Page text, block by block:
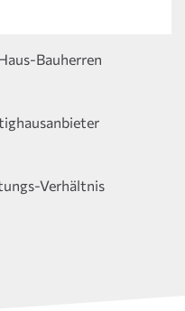
Bauherren
Verhältnis